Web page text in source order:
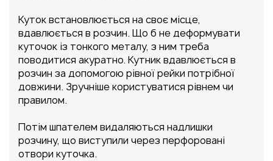
Куток встановлюється на своє місце,
вдавлюється в розчин. Що б не деформувати
куточок із тонкого металу, з ним треба
поводитися акуратно. Кутник вдавлюється в
розчин за допомогою рівної рейки потрібної
довжини. Зручніше користуватися рівнем чи
правилом.
Потім шпателем видаляються надлишки
розчину, що виступили через перфоровані
отвори куточка.